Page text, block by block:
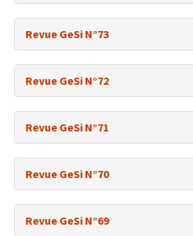
Revue GeSi N°73
Revue GeSi N°72
Revue GeSi N°71
Revue GeSi N°70
Revue GeSi N°69